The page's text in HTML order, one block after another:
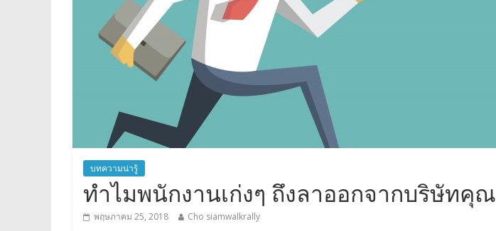
บทความน่ารู้
ทำไมพนักงานเก่งๆ ถึงลาออกจากบริษัทคุณ
พฤษภาคม 25, 2018 Cho siamwalkrally